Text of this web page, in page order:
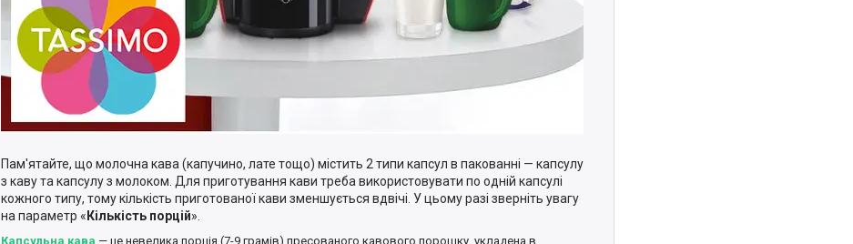
Пам'ятайте, що молочна кава (капучино, лате тощо) містить 2 типи капсул в пакованні — капсулу
з каву та капсулу з молоком. Для приготування кави треба використовувати по одній капсулі
кожного типу, тому кількість приготованої кави зменшується вдвічі. У цьому разі зверніть увагу
на параметр « Кількість порцій».
Капсульна кава — це невелика порція (7-9 грамів) пресованого кавового порошку, укладена в